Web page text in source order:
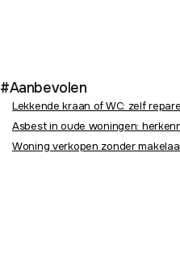
#Aanbevolen
Lekkende kraan of WC: zelf
Asbest in oude woningen:
Woning verkopen zonder